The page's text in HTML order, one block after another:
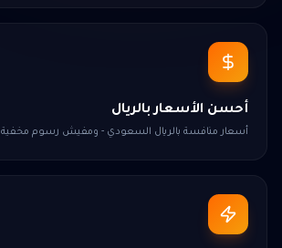
أحسن الأسعار بالريال
أسعار منافسة بالريال السعودي - ومفيش رسوم مخفية